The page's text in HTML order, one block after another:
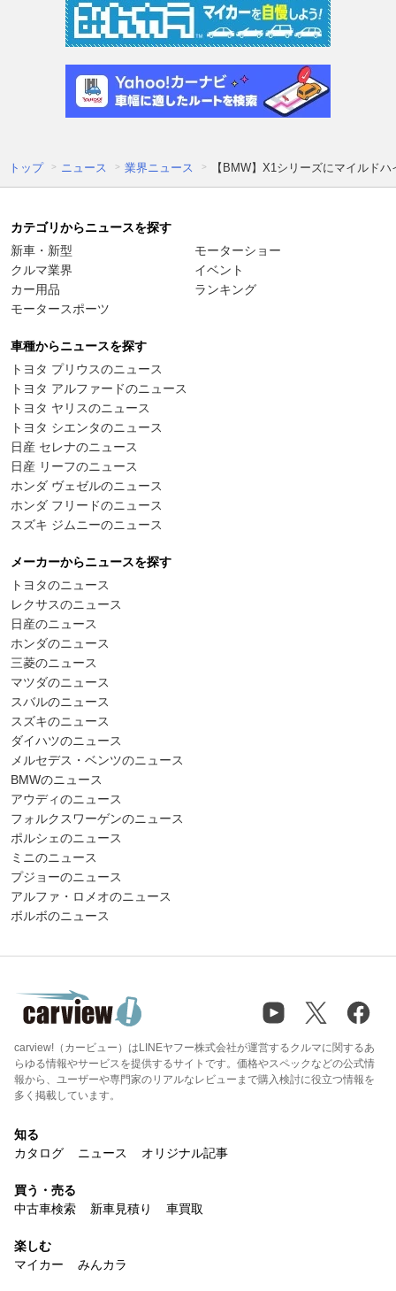
トップ ニュース 業界ニュース 【BMW】X1シリーズにマイルド
カテゴリからニュースを探す
新車・新型
クルマ業界
カー用品
モータースポーツ
モーターショー
イベント
ランキング
車種からニュースを探す
トヨタ プリウスのニュース
トヨタ アルファードのニュース
トヨタ ヤリスのニュース
トヨタ シエンタのニュース
日産 セレナのニュース
日産 リーフのニュース
ホンダ ヴェゼルのニュース
ホンダ フリードのニュース
スズキ ジムニーのニュース
メーカーからニュースを探す
トヨタのニュース
レクサスのニュース
日産のニュース
ホンダのニュース
三菱のニュース
マツダのニュース
スバルのニュース
スズキのニュース
ダイハツのニュース
メルセデス・ベンツのニュース
BMWのニュース
アウディのニュース
フォルクスワーゲンのニュース
ポルシェのニュース
ミニのニュース
プジョーのニュース
アルファ・ロメオのニュース
ボルボのニュース
carview!（カービュー）はLINEヤフー株式会社が運営するクルマに関するあ
らゆる情報やサービスを提供するサイトです。価格やスペックなどの公式情
報から、ユーザーや専門家のリアルなレビューまで購入検討に役立つ情報を
多く掲載しています。
知る
カタログ
ニュース オリジナル記事
買う・売る
中古車検索
新車見積り 車買取
楽しむ
マイカー
みんカラ